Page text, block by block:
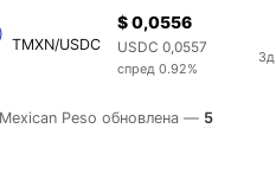
TMXN/USDC
$ 0,0556
USDC 0,0557
спред 0.92%
Peso обновлена — 5